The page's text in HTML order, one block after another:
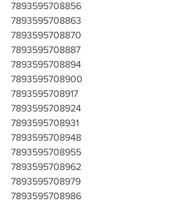
7893595708856
7893595708863
7893595708870
7893595708887
7893595708894
7893595708900
7893595708917
7893595708924
7893595708931
7893595708948
7893595708955
7893595708962
7893595708979
7893595708986